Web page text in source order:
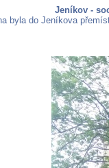
Jeníkov -
byla do Jeníkova